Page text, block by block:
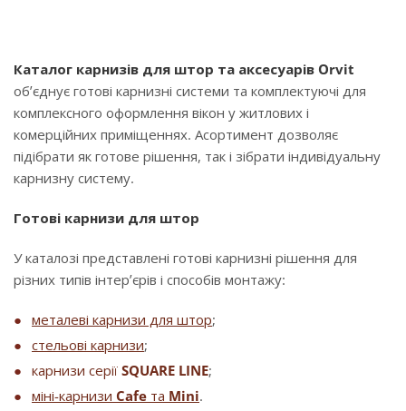
Каталог карнизів для штор та аксесуарів Orvit
об’єднує готові карнизні системи та комплектуючі для
комплексного оформлення вікон у житлових і
комерційних приміщеннях. Асортимент дозволяє
підібрати як готове рішення, так і зібрати індивідуальну
карнизну систему.
Готові карнизи для штор
У каталозі представлені готові карнизні рішення для
різних типів інтер’єрів і способів монтажу:
металеві карнизи для штор;
стельові карнизи;
карнизи серії SQUARE LINE;
міні-карнизи Cafe та Mini.